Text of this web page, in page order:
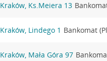
Kraków, Ks.Meiera 13
Kraków, Lindego 1 Bankomat
Kraków, Mała Góra 97